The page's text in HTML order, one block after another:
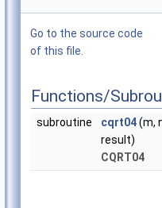
Go to the source code
of this file.
Functions/
subroutine cqrt04(m,
result)
CQRT04